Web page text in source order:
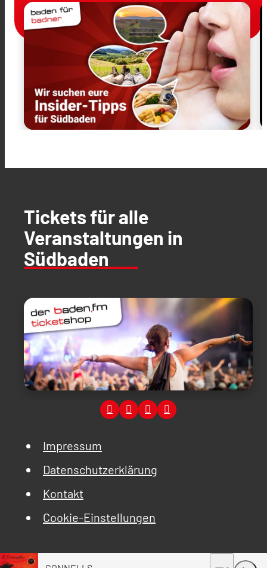
Tickets für alle
Veranstaltungen in
Südbaden
Impressum
Datenschutzerklärung
Kontakt
Cookie-Einstellungen